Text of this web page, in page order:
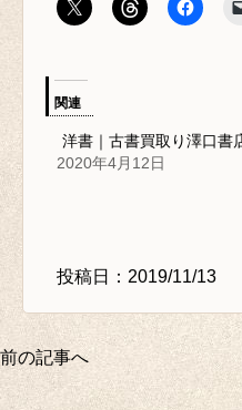
関連
洋書｜古書買取り澤口書
2020年4月12日
投稿日：2019/11/13
前の記事へ